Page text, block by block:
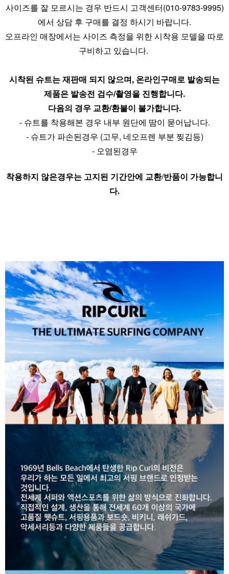
사이즈를 잘 모르시는 경우 반드시 고객센터(010-9783-9995)
에서 상담 후 구매를 결정 하시기 바랍니다.
오프라인 매장에서는 사이즈 측정을 위한 시착용 모델을 따로
구비하고 있습니다.
시착된 슈트는 재판매 되지 않으며, 온라인구매로 발송되는
제품은 발송전 검수/촬영을 진행합니다.
다음의 경우 교환/환불이 불가합니다.
- 슈트를 착용해본 경우 내부 원단에 땀이 묻어납니다.
- 슈트가 파손된경우 (고무, 네오프렌 부분 찢김등)
- 오염된경우
착용하지 않은경우는 고지된 기간안에 교환/반품이 가능합니
다.